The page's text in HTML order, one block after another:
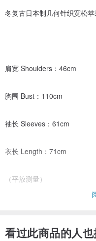
冬复古日本制几何针织宽松
肩宽 Shoulders：46cm
胸围 Bust：110cm
袖长 Sleeves：61cm
衣长 Length：71cm
（平放测量）
【材质】日本制-羊毛50％，
看过此商品的人